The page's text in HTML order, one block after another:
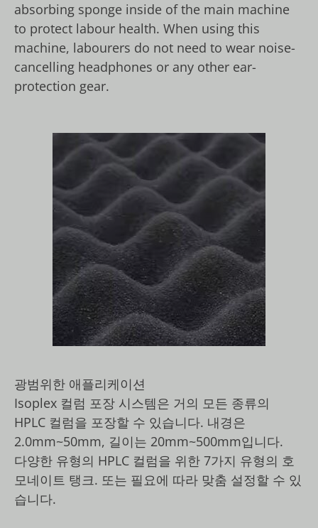
absorbing sponge inside of the main machine
to protect labour health. When using this
machine, labourers do not need to wear noise-
cancelling headphones or any other ear-
protection gear.
광범위한 애플리케이션
Isoplex 컬럼 포장 시스템은 거의 모든 종류의
HPLC 컬럼을 포장할 수 있습니다. 내경은
2.0mm~50mm, 길이는 20mm~500mm입니다.
다양한 유형의 HPLC 컬럼을 위한 7가지 유형의 호
모네이트 탱크. 또는 필요에 따라 맞춤 설정할 수 있
습니다.